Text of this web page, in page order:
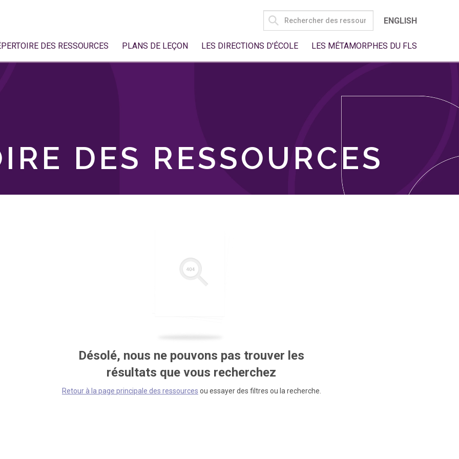
SEARCH
FOR:
ENGLISH
DES RESSOURCES PLANS DE LEÇON LES DIRECTIONS D'ÉCOLE LES MÉTAMORPHES DU FLS
DES RESSOURCES
Désolé, nous ne pouvons pas trouver les
résultats que vous recherchez
Retour à la page principale des ressources ou essayer des filtres ou la recherche.